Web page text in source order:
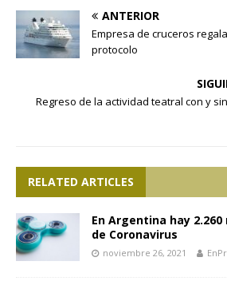
ANTERIOR
Empresa de cruceros
protocolo
Regreso de la actividad teatral con y
RELATED ARTICLES
En Argentina hay
de Coronavirus
noviembre 26, 2021